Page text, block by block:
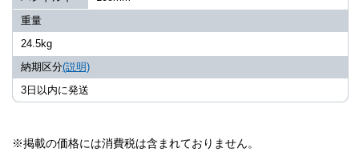
重量
24.5kg
納期区分(説明)
3日以内に発送
※掲載の価格には消費税は含まれておりません。